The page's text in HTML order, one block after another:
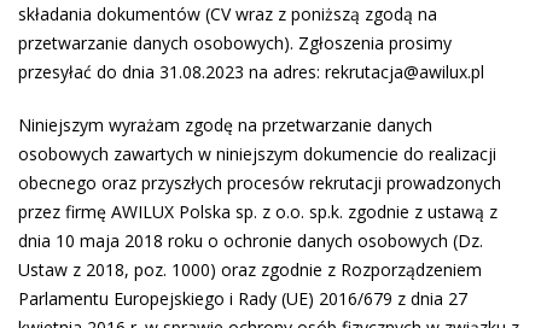
składania dokumentów (CV wraz z poniższą zgodą na
przetwarzanie danych osobowych). Zgłoszenia prosimy
przesyłać do dnia 31.08.2023 na adres: rekrutacja@awilux.pl
Niniejszym wyrażam zgodę na przetwarzanie danych
osobowych zawartych w niniejszym dokumencie do realizacji
obecnego oraz przyszłych procesów rekrutacji prowadzonych
przez firmę AWILUX Polska sp. z o.o. sp.k. zgodnie z ustawą z
dnia 10 maja 2018 roku o ochronie danych osobowych (Dz.
Ustaw z 2018, poz. 1000) oraz zgodnie z Rozporządzeniem
Parlamentu Europejskiego i Rady (UE) 2016/679 z dnia 27